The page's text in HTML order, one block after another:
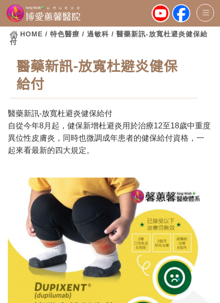
HOME / 特色醫療 / 過敏科 / 醫藥新訊-放寬杜避炎健保給
付
醫藥新訊-放寬杜避炎健保
給付
醫藥新訊-放寬杜避炎健保給付
自從今年8月起，健保新增杜避炎用於治療12至18歲中重度
異位性皮膚炎，同時也微調成年患者的健保給付資格，一
起來看最新的四大規定。